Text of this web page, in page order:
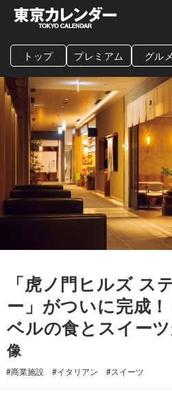
グルメ情
トップ プレミアム グルメ
「虎ノ門ヒルズ ス
ー」がついに完成
ベルの食とスイー
像
#商業施設 #イタリアン #スイーツ